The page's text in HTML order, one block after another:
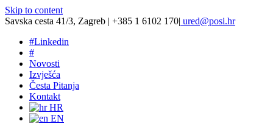
Skip to content
Savska cesta 41/3, Zagreb | +385 1 6102 170| ured@posi.hr
#Linkedin
#
Novosti
Izvješća
Česta Pitanja
Kontakt
HR
EN